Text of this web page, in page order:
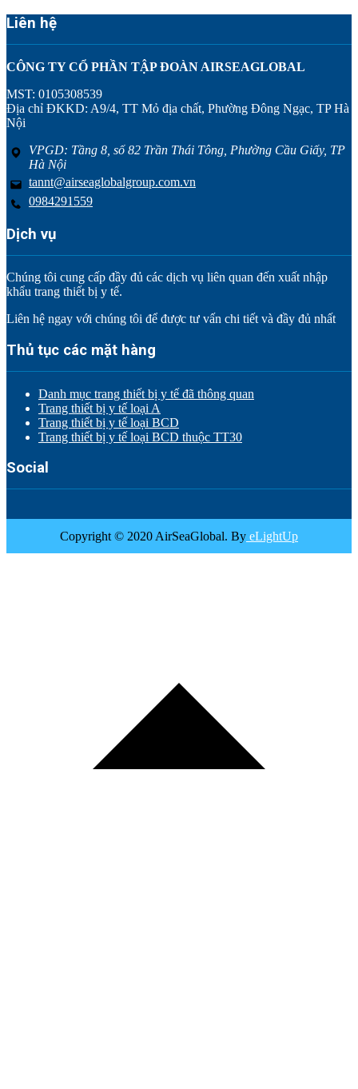
Liên hệ
CÔNG TY CỔ PHẦN TẬP ĐOÀN AIRSEAGLOBAL
MST: 0105308539
Địa chỉ ĐKKD: A9/4, TT Mỏ địa chất, Phường Đông Ngạc, TP Hà
Nội
VPGD: Tầng 8, số 82 Trần Thái Tông, Phường Cầu Giấy, TP
Hà Nội
tannt@airseaglobalgroup.com.vn
0984291559
Dịch vụ
Chúng tôi cung cấp đầy đủ các dịch vụ liên quan đến xuất nhập
khẩu trang thiết bị y tế.
Liên hệ ngay với chúng tôi để được tư vấn chi tiết và đầy đủ nhất
Thủ tục các mặt hàng
Danh mục trang thiết bị y tế đã thông quan
Trang thiết bị y tế loại A
Trang thiết bị y tế loại BCD
Trang thiết bị y tế loại BCD thuộc TT30
Social
Copyright © 2020 AirSeaGlobal. By eLightUp